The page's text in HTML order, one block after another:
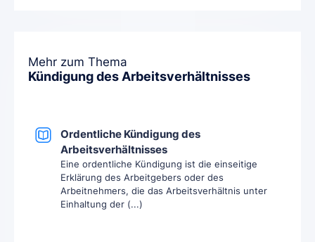
Mehr zum Thema
Kündigung des Arbeitsverhältnisses
Ordentliche Kündigung des
Arbeitsverhältnisses
Eine ordentliche Kündigung ist die einseitige
Erklärung des Arbeitgebers oder des
Arbeitnehmers, die das Arbeitsverhältnis unter
Einhaltung der (...)